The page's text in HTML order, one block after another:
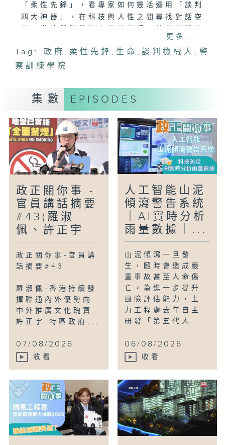
「柔性先鋒」，看專家如何靈活運用「談判
四大神器」，在科技與人性之間尋找對話空
聽與觀察，以言語作利刃，在危難邊緣逆轉
生死，拯救生命。
更多...
Tag: 政府 , 柔性先鋒 , 生命 ,談判機械人 , 警
察訓練學院
集數 EPISODES
政正關你事 -
官員講話摘要
#43(羅淑
佩、許正宇...
政正關你事-官員講
話摘要#43
羅淑佩-香港持續發
揮聯通內外優勢向
中外推廣文化瑰寶
許正宇-特區政府...
07/08/2026
收看
人工智能山泥
傾瀉警告系統
｜AI實時分析
雨量數據｜...
山泥傾瀉一旦發
生，隨時會造成嚴
重事故甚至人命傷
亡。為進一步提升
風險評估能力，土
力工程處去年自主
研發「第五代人...
06/08/2026
收看